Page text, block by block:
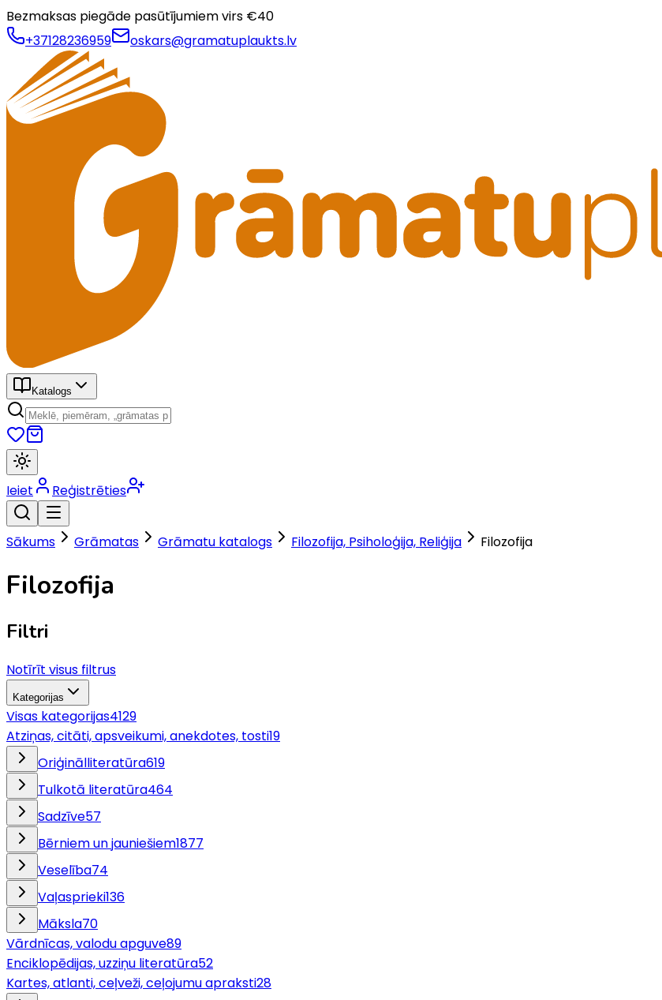
Bezmaksas piegāde pasūtījumiem virs €40
+37128236959
oskars@gramatuplaukts.lv
Katalogs
Ieiet Reģistrēties
Sākums Grāmatas Grāmatu katalogs Filozofija, Psiholoģija, Reliģija Filozofija
Filozofija
Filtri
Notīrīt visus filtrus
Kategorijas
Visas kategorijas4129
Atziņas, citāti, apsveikumi, anekdotes, tosti19
Oriģinālliteratūra619
Tulkotā literatūra464
Sadzīve57
Bērniem un jauniešiem1877
Veselība74
Vaļasprieki136
Māksla70
Vārdnīcas, valodu apguve89
Enciklopēdijas, uzziņu literatūra52
Kartes, atlanti, ceļveži, ceļojumu apraksti28